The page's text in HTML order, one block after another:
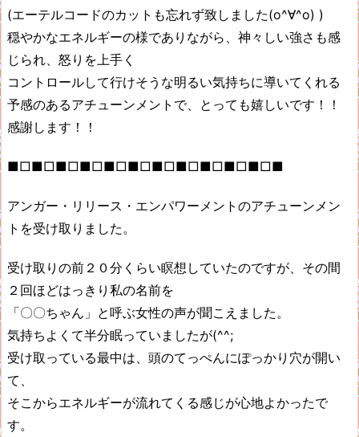
(エーテルコードのカットも忘れず致しました(o^∀^o) )
穏やかなエネルギーの様でありながら、神々しい強さも感
じられ、怒りを上手く
コントロールして行けそうな明るい気持ちに導いてくれる
予感のあるアチューンメントで、とっても嬉しいです！！
感謝します！！
■□■□■□■□■□■□■□■□■□■□■□■
アンガー・リリース・エンパワーメントのアチューンメン
トを受け取りました。
受け取りの前２０分くらい瞑想していたのですが、その間
２回ほどはっきり私の名前を
「〇〇ちゃん」と呼ぶ女性の声が聞こえました。
気持ちよくて半分眠っていましたが(^^;
受け取っている最中は、頭のてっぺんにぽっかり穴が開い
て、
そこからエネルギーが流れてくる感じが心地よかったで
す。